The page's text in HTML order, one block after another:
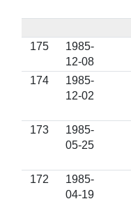
175
1985-
12-08
174
1985-
12-02
173
1985-
05-25
172
1985-
04-19